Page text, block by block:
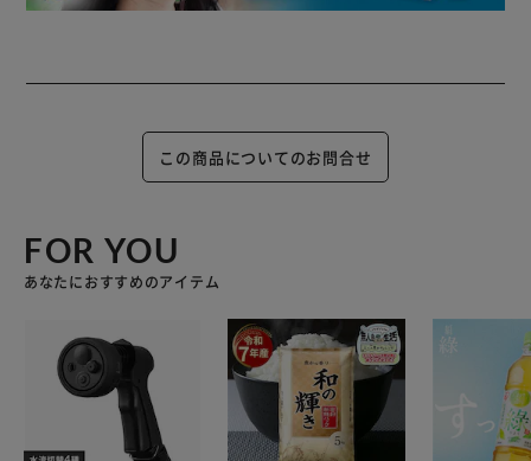
この商品についてのお問合せ
FOR YOU
あなたにおすすめのアイテム